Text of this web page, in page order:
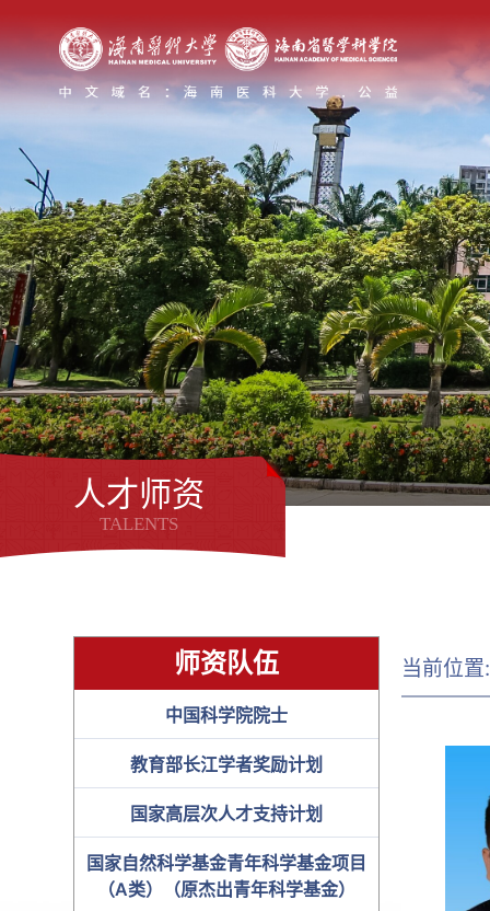
人才师资
TALENTS
师资队伍
中国科学院院士
教育部长江学者奖励计划
国家高层次人才支持计划
国家自然科学基金青年科学基金项目
（A类）（原杰出青年科学基金）
当前位置: